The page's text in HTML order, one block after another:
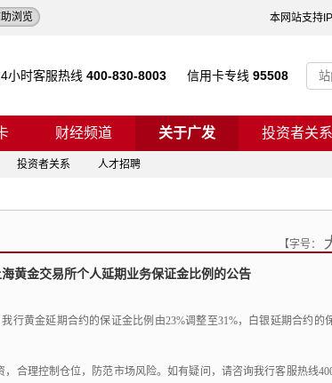
浏览 本网站支持
小时客服热线 400-830-8003 信用卡专线 95508
财经频道 关于广发 投资者关系
投资者关系 人才招聘
【字号：
黄金交易所个人延期业务保证金比例的公告
行黄金延期合约的保证金比例由23%调整至31%，白银延期合约的
合理控制仓位，防范市场风险。如有疑问，请咨询我行客服热线